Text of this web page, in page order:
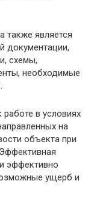
также является
документации,
схемы,
необходимые
в условиях
на
объекта при
эффективно
ущерб и